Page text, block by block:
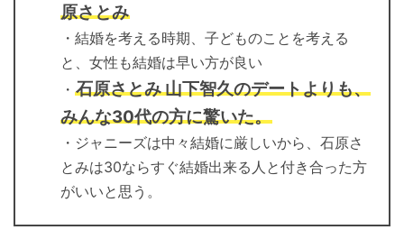
原さとみ
・結婚を考える時期、子どものことを考える
と、女性も結婚は早い方が良い
・ 石原さとみ 山下智久のデートよりも、
みんな30代の方に驚いた。
・ジャニーズは中々結婚に厳しいから、石原さ
とみは30ならすぐ結婚出来る人と付き合った方
がいいと思う。